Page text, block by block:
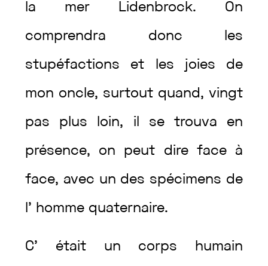
la mer Lidenbrock. On
comprendra donc les
stupéfactions et les joies de
mon oncle, surtout quand, vingt
pas plus loin, il se trouva en
présence, on peut dire face à
face, avec un des spécimens de
l’ homme quaternaire.
C’ était un corps humain